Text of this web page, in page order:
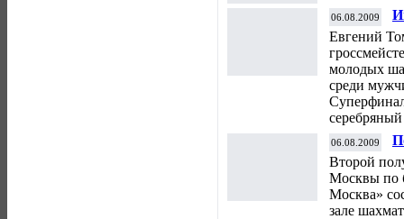
06.08.2009
Евгений
молодых
среди
06.08.2009
Второй
Москвы по
Москва»
зале